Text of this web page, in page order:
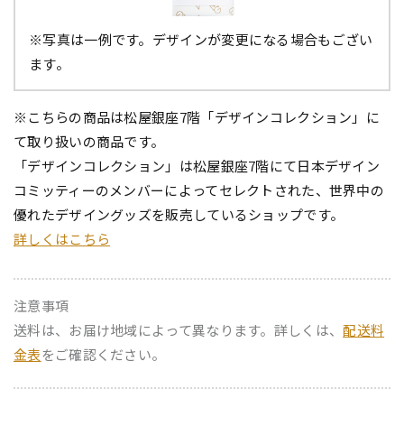
※写真は一例です。デザインが変更になる場合もござい
ます。
※こちらの商品は松屋銀座7階「デザインコレクション」に
て取り扱いの商品です。
「デザインコレクション」は松屋銀座7階にて日本デザイン
コミッティーのメンバーによってセレクトされた、世界中の
優れたデザイングッズを販売しているショップです。
詳しくはこちら
注意事項
送料は、お届け地域によって異なります。詳しくは、配送料
金表をご確認ください。